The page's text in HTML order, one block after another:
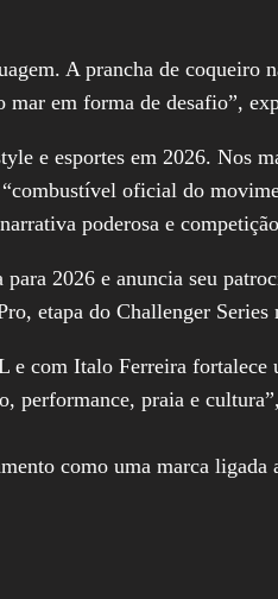
A prancha de coqueiro
em forma de desafio”,
e esportes em 2026. Nos
oficial do
poderosa e
2026 e anuncia seu
etapa do Challenger
e com Italo Ferreira
performance, praia e
como uma marca